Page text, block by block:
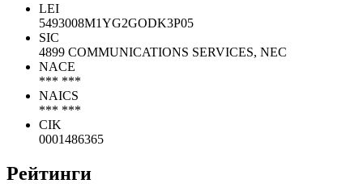
LEI
5493008M1YG2GODK3P05
SIC
4899 COMMUNICATIONS SERVICES, NEC
NACE
*** ***
NAICS
*** ***
CIK
0001486365
Рейтинги